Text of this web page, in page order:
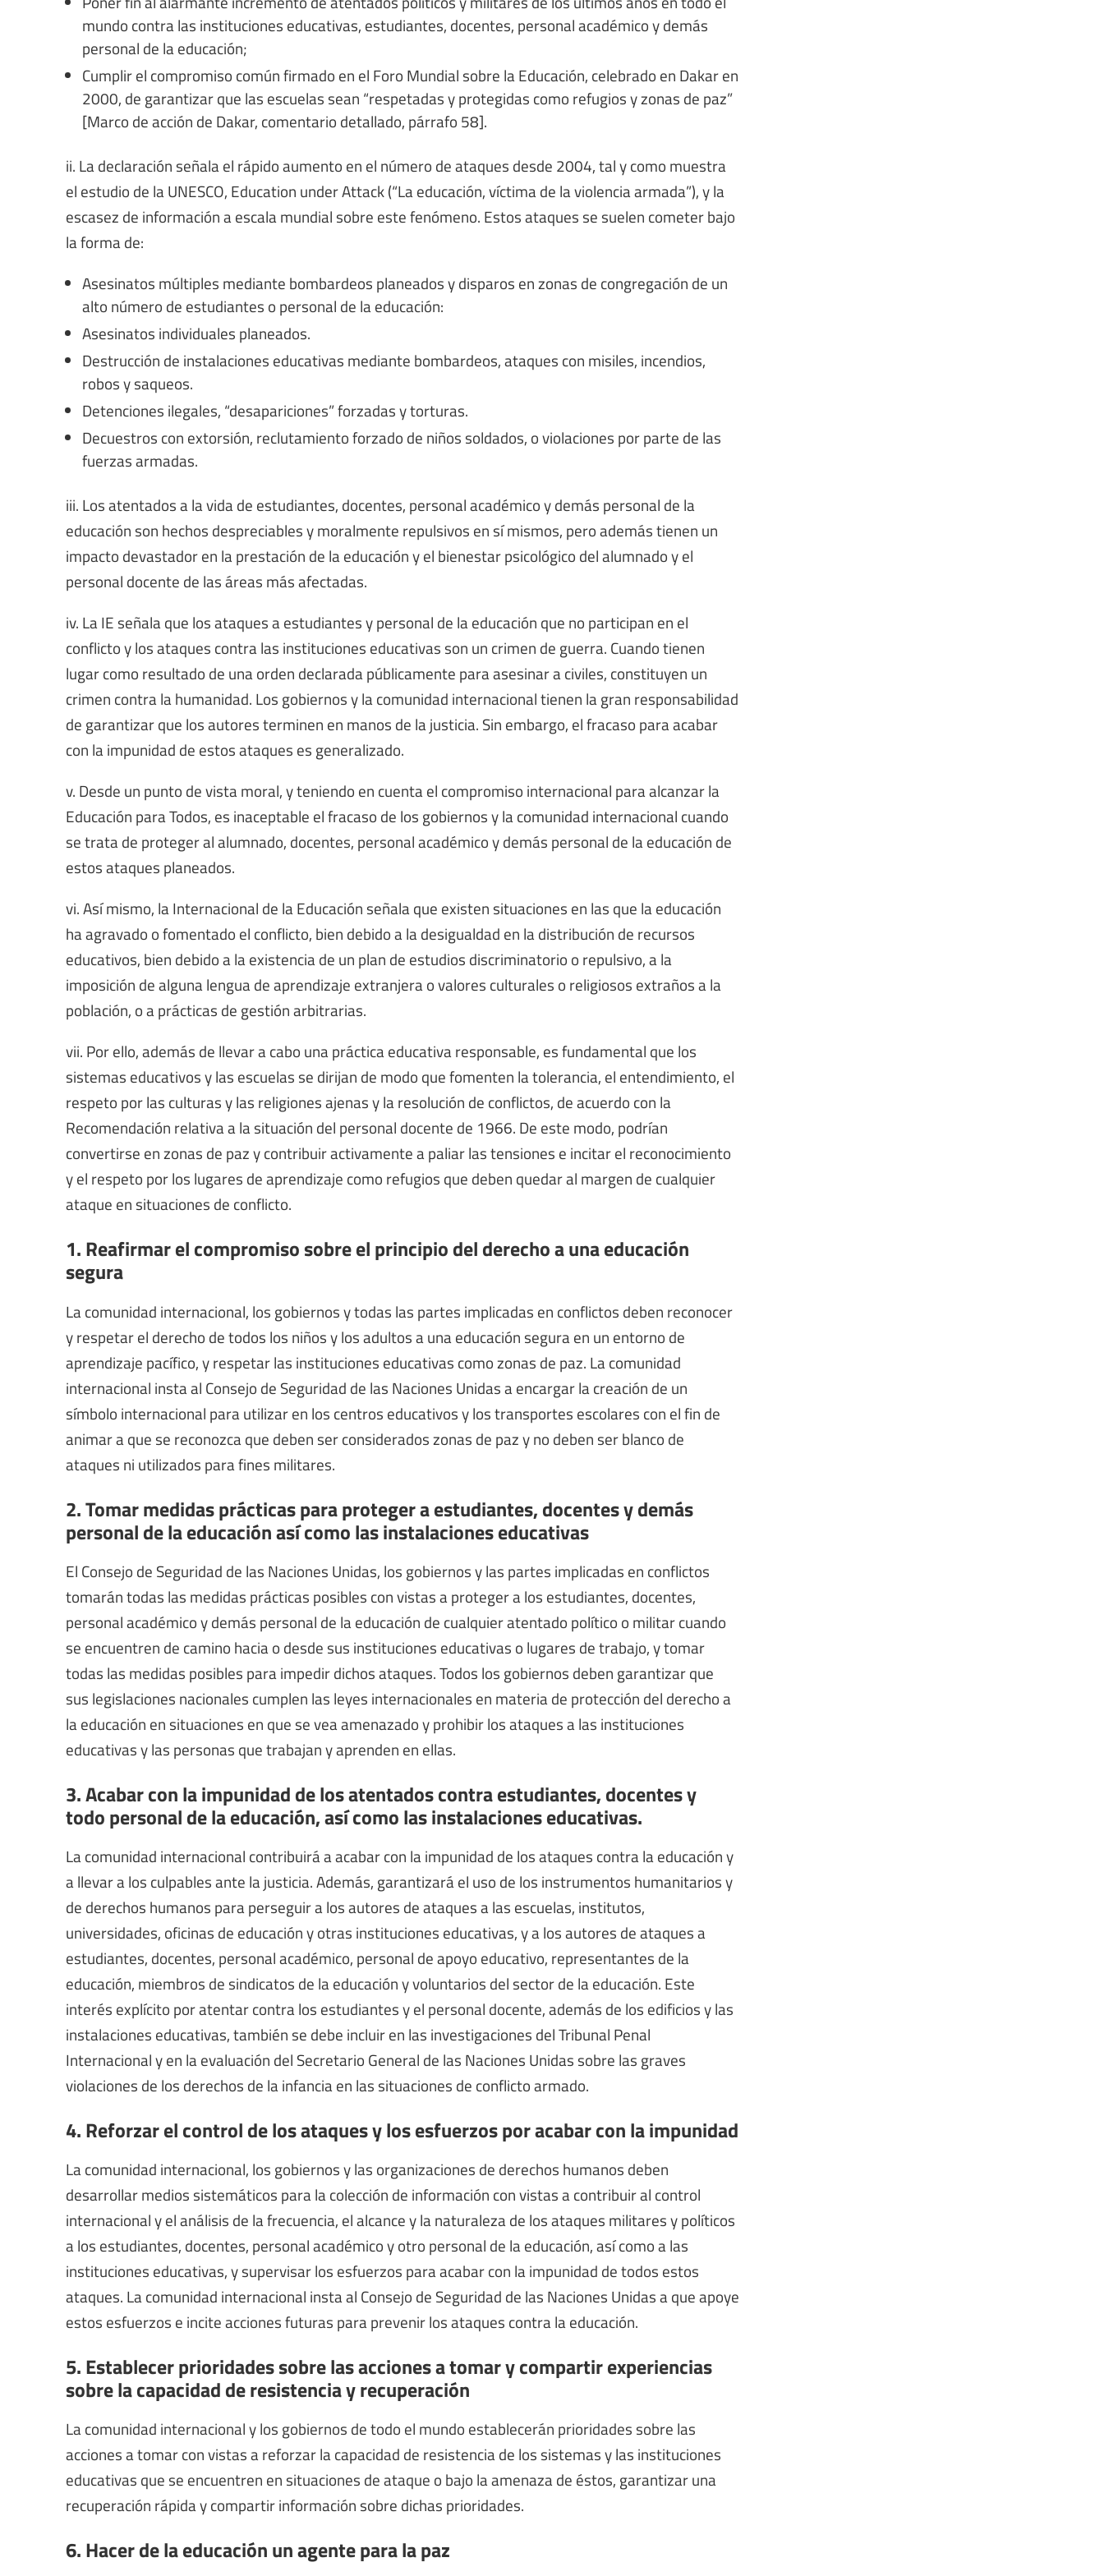
mundo contra las instituciones educativas, estudiantes, docentes, personal académico y demás
personal de la educación;
Cumplir el compromiso común firmado en el Foro Mundial sobre la Educación, celebrado en Dakar en
2000, de garantizar que las escuelas sean “respetadas y protegidas como refugios y zonas de paz”
[Marco de acción de Dakar, comentario detallado, párrafo 58].
ii. La declaración señala el rápido aumento en el número de ataques desde 2004, tal y como muestra
el estudio de la UNESCO, Education under Attack (“La educación, víctima de la violencia armada”), y la
escasez de información a escala mundial sobre este fenómeno. Estos ataques se suelen cometer bajo
la forma de:
Asesinatos múltiples mediante bombardeos planeados y disparos en zonas de congregación de un
alto número de estudiantes o personal de la educación:
Asesinatos individuales planeados.
Destrucción de instalaciones educativas mediante bombardeos, ataques con misiles, incendios,
robos y saqueos.
Detenciones ilegales, “desapariciones” forzadas y torturas.
Decuestros con extorsión, reclutamiento forzado de niños soldados, o violaciones por parte de las
fuerzas armadas.
iii. Los atentados a la vida de estudiantes, docentes, personal académico y demás personal de la
educación son hechos despreciables y moralmente repulsivos en sí mismos, pero además tienen un
impacto devastador en la prestación de la educación y el bienestar psicológico del alumnado y el
personal docente de las áreas más afectadas.
iv. La IE señala que los ataques a estudiantes y personal de la educación que no participan en el
conflicto y los ataques contra las instituciones educativas son un crimen de guerra. Cuando tienen
lugar como resultado de una orden declarada públicamente para asesinar a civiles, constituyen un
crimen contra la humanidad. Los gobiernos y la comunidad internacional tienen la gran responsabilidad
de garantizar que los autores terminen en manos de la justicia. Sin embargo, el fracaso para acabar
con la impunidad de estos ataques es generalizado.
v. Desde un punto de vista moral, y teniendo en cuenta el compromiso internacional para alcanzar la
Educación para Todos, es inaceptable el fracaso de los gobiernos y la comunidad internacional cuando
se trata de proteger al alumnado, docentes, personal académico y demás personal de la educación de
estos ataques planeados.
vi. Así mismo, la Internacional de la Educación señala que existen situaciones en las que la educación
ha agravado o fomentado el conflicto, bien debido a la desigualdad en la distribución de recursos
educativos, bien debido a la existencia de un plan de estudios discriminatorio o repulsivo, a la
imposición de alguna lengua de aprendizaje extranjera o valores culturales o religiosos extraños a la
población, o a prácticas de gestión arbitrarias.
vii. Por ello, además de llevar a cabo una práctica educativa responsable, es fundamental que los
sistemas educativos y las escuelas se dirijan de modo que fomenten la tolerancia, el entendimiento, el
respeto por las culturas y las religiones ajenas y la resolución de conflictos, de acuerdo con la
Recomendación relativa a la situación del personal docente de 1966. De este modo, podrían
convertirse en zonas de paz y contribuir activamente a paliar las tensiones e incitar el reconocimiento
y el respeto por los lugares de aprendizaje como refugios que deben quedar al margen de cualquier
ataque en situaciones de conflicto.
1. Reafirmar el compromiso sobre el principio del derecho a una educación
segura
La comunidad internacional, los gobiernos y todas las partes implicadas en conflictos deben reconocer
y respetar el derecho de todos los niños y los adultos a una educación segura en un entorno de
aprendizaje pacífico, y respetar las instituciones educativas como zonas de paz. La comunidad
internacional insta al Consejo de Seguridad de las Naciones Unidas a encargar la creación de un
símbolo internacional para utilizar en los centros educativos y los transportes escolares con el fin de
animar a que se reconozca que deben ser considerados zonas de paz y no deben ser blanco de
ataques ni utilizados para fines militares.
2. Tomar medidas prácticas para proteger a estudiantes, docentes y demás
personal de la educación así como las instalaciones educativas
El Consejo de Seguridad de las Naciones Unidas, los gobiernos y las partes implicadas en conflictos
tomarán todas las medidas prácticas posibles con vistas a proteger a los estudiantes, docentes,
personal académico y demás personal de la educación de cualquier atentado político o militar cuando
se encuentren de camino hacia o desde sus instituciones educativas o lugares de trabajo, y tomar
todas las medidas posibles para impedir dichos ataques. Todos los gobiernos deben garantizar que
sus legislaciones nacionales cumplen las leyes internacionales en materia de protección del derecho a
la educación en situaciones en que se vea amenazado y prohibir los ataques a las instituciones
educativas y las personas que trabajan y aprenden en ellas.
3. Acabar con la impunidad de los atentados contra estudiantes, docentes y
todo personal de la educación, así como las instalaciones educativas.
La comunidad internacional contribuirá a acabar con la impunidad de los ataques contra la educación y
a llevar a los culpables ante la justicia. Además, garantizará el uso de los instrumentos humanitarios y
de derechos humanos para perseguir a los autores de ataques a las escuelas, institutos,
universidades, oficinas de educación y otras instituciones educativas, y a los autores de ataques a
estudiantes, docentes, personal académico, personal de apoyo educativo, representantes de la
educación, miembros de sindicatos de la educación y voluntarios del sector de la educación. Este
interés explícito por atentar contra los estudiantes y el personal docente, además de los edificios y las
instalaciones educativas, también se debe incluir en las investigaciones del Tribunal Penal
Internacional y en la evaluación del Secretario General de las Naciones Unidas sobre las graves
violaciones de los derechos de la infancia en las situaciones de conflicto armado.
4. Reforzar el control de los ataques y los esfuerzos por acabar con la impunidad
La comunidad internacional, los gobiernos y las organizaciones de derechos humanos deben
desarrollar medios sistemáticos para la colección de información con vistas a contribuir al control
internacional y el análisis de la frecuencia, el alcance y la naturaleza de los ataques militares y políticos
a los estudiantes, docentes, personal académico y otro personal de la educación, así como a las
instituciones educativas, y supervisar los esfuerzos para acabar con la impunidad de todos estos
ataques. La comunidad internacional insta al Consejo de Seguridad de las Naciones Unidas a que apoye
estos esfuerzos e incite acciones futuras para prevenir los ataques contra la educación.
5. Establecer prioridades sobre las acciones a tomar y compartir experiencias
sobre la capacidad de resistencia y recuperación
La comunidad internacional y los gobiernos de todo el mundo establecerán prioridades sobre las
acciones a tomar con vistas a reforzar la capacidad de resistencia de los sistemas y las instituciones
educativas que se encuentren en situaciones de ataque o bajo la amenaza de éstos, garantizar una
recuperación rápida y compartir información sobre dichas prioridades.
6. Hacer de la educación un agente para la paz